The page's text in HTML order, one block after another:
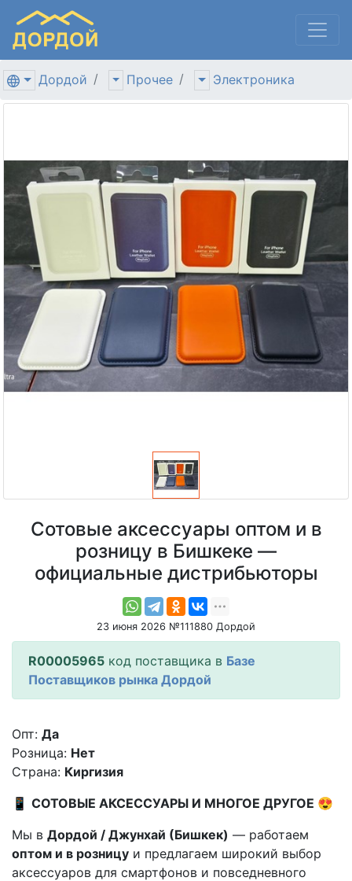
Дордой Прочее Электроника
Сотовые аксессуары оптом и в
розницу в Бишкеке —
официальные дистрибьюторы
23 июня 2026 №111880 Дордой
R00005965 код поставщика в Базе
Поставщиков рынка Дордой
Опт: Да
Розница: Нет
Страна: Киргизия
📱 СОТОВЫЕ АКСЕССУАРЫ И МНОГОЕ ДРУГОЕ 😍
Мы в Дордой / Джунхай (Бишкек) — работаем
оптом и в розницу и предлагаем широкий выбор
аксессуаров для смартфонов и повседневного